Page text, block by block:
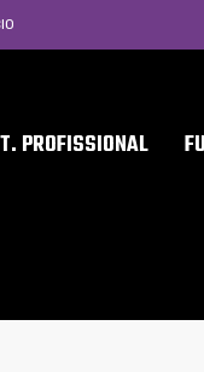
PROFISSIONAL